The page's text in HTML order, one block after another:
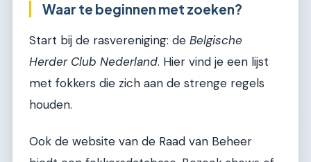
Waar te beginnen met zoeken?
Start bij de rasvereniging: de Belgische
Herder Club Nederland. Hier vind je een lijst
met fokkers die zich aan de strenge regels
houden.
Ook de website van de Raad van Beheer